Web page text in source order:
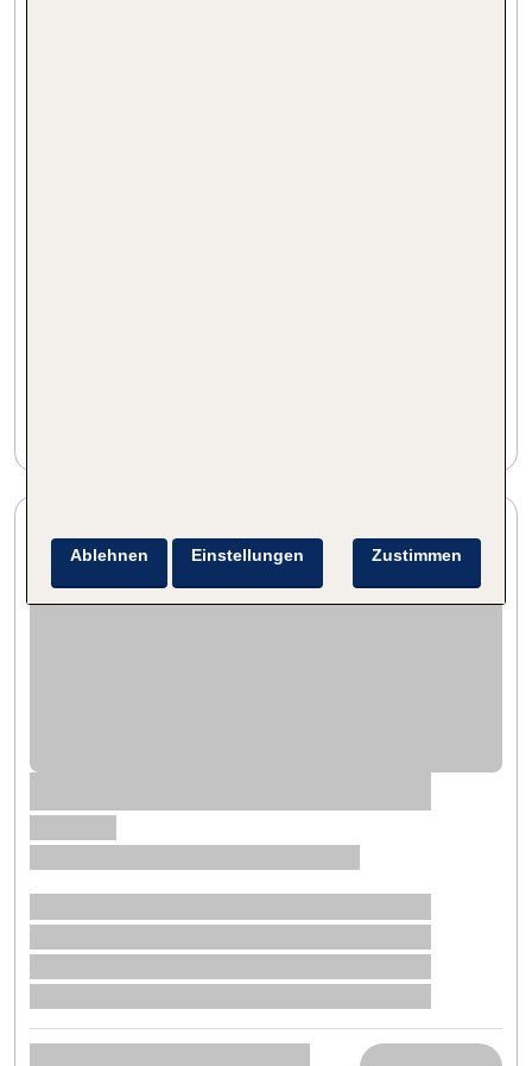
Zustimmen
Ablehnen Einstellungen